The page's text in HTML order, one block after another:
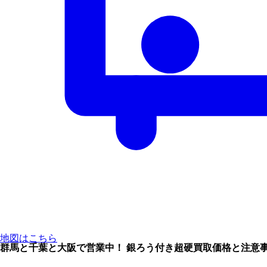
地図はこちら
群馬と千葉と大阪で営業中！ 銀ろう付き超硬買取価格と注意